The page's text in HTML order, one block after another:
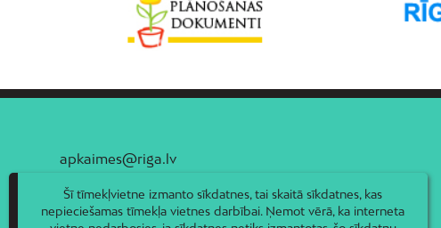
apkaimes@riga.lv
Šī tīmekļvietne izmanto sīkdatnes, tai skaitā sīkdatnes, kas
nepieciešamas tīmekļa vietnes darbībai. Ņemot vērā, ka interneta